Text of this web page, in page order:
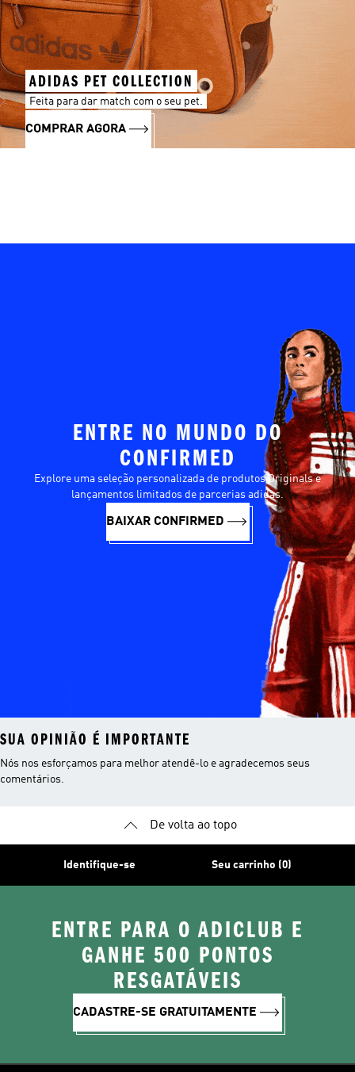
ADIDAS PET COLLECTION
Feita para dar match com o seu pet.
COMPRAR AGORA
ENTRE NO MUNDO DO
CONFIRMED
Explore uma seleção personalizada de produtos Originals e
lançamentos limitados de parcerias adidas.
BAIXAR CONFIRMED
SUA OPINIÃO É IMPORTANTE
Nós nos esforçamos para melhor atendê-lo e agradecemos seus
comentários.
De volta ao topo
Identifique-se Seu carrinho (0)
ENTRE PARA O ADICLUB E
GANHE 500 PONTOS
RESGATÁVEIS
CADASTRE-SE GRATUITAMENTE